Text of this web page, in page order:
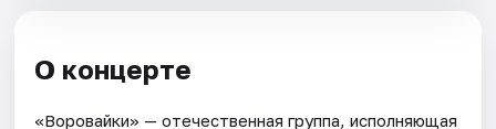
О концерте
«Воровайки» — отечественная группа, исполняющая